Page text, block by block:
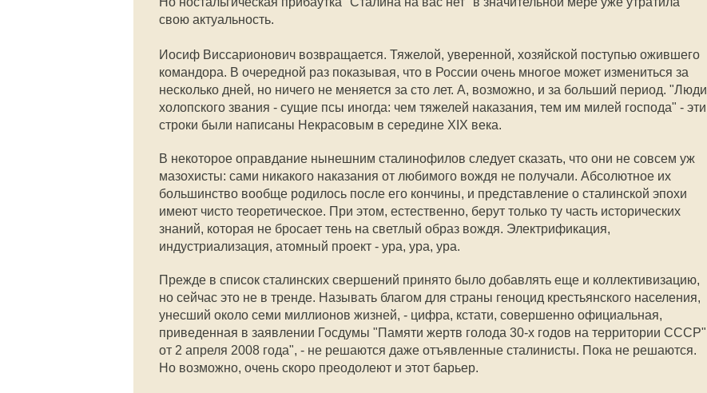
свою актуальность.
Иосиф Виссарионович возвращается. Тяжелой, уверенной, хозяйской поступью ожившего
командора. В очередной раз показывая, что в России очень многое может измениться за
несколько дней, но ничего не меняется за сто лет. А, возможно, и за больший период. "Люди
холопского звания - сущие псы иногда: чем тяжелей наказания, тем им милей господа" - эти
строки были написаны Некрасовым в середине XIX века.
В некоторое оправдание нынешним сталинофилов следует сказать, что они не совсем уж
мазохисты: сами никакого наказания от любимого вождя не получали. Абсолютное их
большинство вообще родилось после его кончины, и представление о сталинской эпохи
имеют чисто теоретическое. При этом, естественно, берут только ту часть исторических
знаний, которая не бросает тень на светлый образ вождя. Электрификация,
индустриализация, атомный проект - ура, ура, ура.
Прежде в список сталинских свершений принято было добавлять еще и коллективизацию,
но сейчас это не в тренде. Называть благом для страны геноцид крестьянского населения,
унесший около семи миллионов жизней, - цифра, кстати, совершенно официальная,
приведенная в заявлении Госдумы "Памяти жертв голода 30-х годов на территории СССР"
от 2 апреля 2008 года", - не решаются даже отъявленные сталинисты. Пока не решаются.
Но возможно, очень скоро преодолеют и этот барьер.